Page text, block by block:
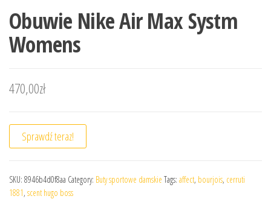
Obuwie Nike Air Max Systm
Womens
470,00zł
Sprawdź teraz!
SKU: 8946b4d0f8aa Category: Buty sportowe damskie Tags: affect, bourjois, cerruti
1881, scent hugo boss